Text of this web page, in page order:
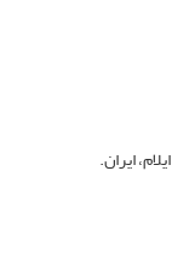
ایران.